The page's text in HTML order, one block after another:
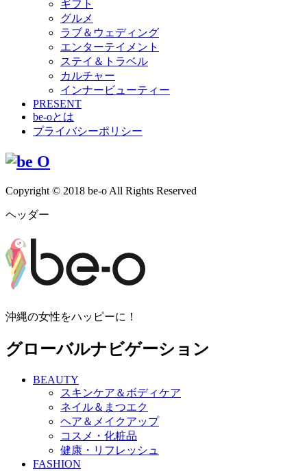
ギフト
グルメ
ラブ＆ウェディング
エンターテイメント
ステイ＆トラベル
カルチャー
インナービューティー
PRESENT
be-oとは
プライバシーポリシー
Copyright © 2018 be-o All Rights Reserved
ヘッダー
沖縄の女性をハッピーに！
グローバルナビゲーション
BEAUTY
スキンケア＆ボディケア
ネイル＆まつエク
ヘア＆メイクアップ
コスメ・化粧品
健康・リフレッシュ
FASHION